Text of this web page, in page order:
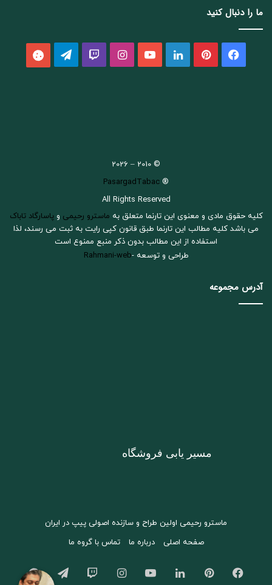
ما را دنبال کنید
فیسبوکپینتریستلینکداین یوتیوب اینستاگرام
Twitch تلگرام
© 2010 – 2026
®
PasargadTabac
All Rights Reserved
كليه حقوق مادی و معنوی اين تارنما متعلق به ماسترو رحیمی وپاسارگاد تاباک
می باشد کلیه مطالب این تارنما طبق قانون کپی رایت به ثبت می رسند، لذا
استفاده از این مطالب بدون ذکر منبع ممنوع است
طراحی و توسعه -Rahmani-web
آدرس مجموعه
مسیر یابی فروشگاه
ماسترو رحیمی اولین طراح و سازنده اصولی پیپ در ایران
صفحه اصلی
درباره ما تماس با گروه ما
فیسبوک پینتریستلینکداین یوتیوب اینستاگرامTwitch تلگرام